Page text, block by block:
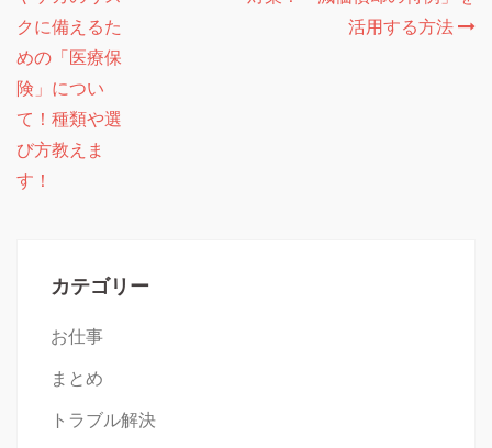
ナ
ビ
ゲ
ー
シ
クに備えるた
めの「医療保
険」につい
て！種類や選
び方教えま
す！
活用する方法
カテゴリー
お仕事
まとめ
トラブル解決